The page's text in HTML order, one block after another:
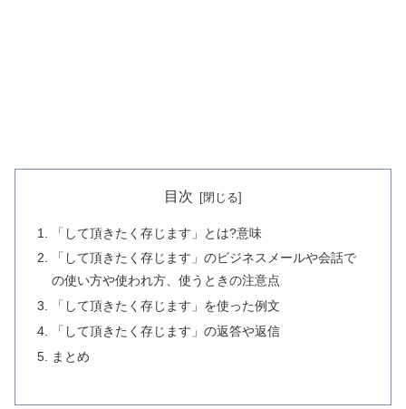
目次
「して頂きたく存じます」とは?意味
「して頂きたく存じます」のビジネスメールや会話で
の使い方や使われ方、使うときの注意点
「して頂きたく存じます」を使った例文
「して頂きたく存じます」の返答や返信
まとめ